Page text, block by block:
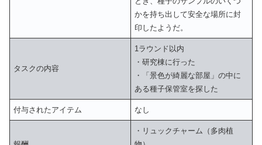
かを持ち出して安全な場所に封
印したようだ。
タスクの内容
1ラウンド以内
・研究棟に行った
・「景色が綺麗な部屋」の中に
ある種子保管室を探した
付与されたアイテム なし
・リュックチャーム（多肉植